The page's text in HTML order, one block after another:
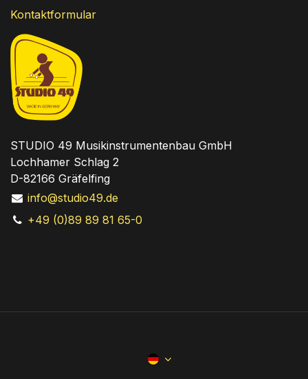
Kontaktformular
STUDIO 49 Musikinstrumentenbau GmbH
Lochhamer Schlag 2
D-82166 Gräfelfing
info@studio49.de
+49 (0)89 89 81 65-0